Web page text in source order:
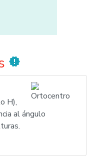
new_releases
H),
al ángulo